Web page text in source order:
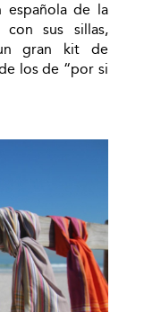
de la
sus sillas,
un gran kit de
los de “por si